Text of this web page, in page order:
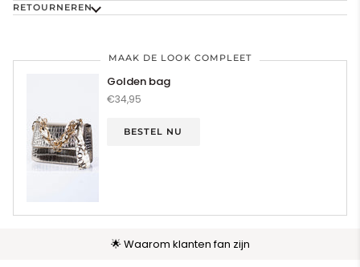
RETOURNEREN
MAAK DE LOOK COMPLEET
Golden bag
€34,95
BESTEL NU
🌟 Waarom klanten fan zijn